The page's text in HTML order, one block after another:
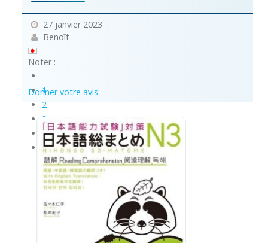
27 janvier 2023
Benoît
Noter :
1
2
3
4
5
Donner votre avis